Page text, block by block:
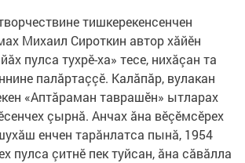
тишкерекенсенчен
Михаил Сироткин автор хăйӗн
пулса тухрӗ-ха» тесе, нихăçан та
палăртаççӗ. Калăпăр, вулакан
«Аптăраман таврашӗн» ытларах
çырнă. Анчах ăна вӗçӗмсӗрех
енчен тарăнлатса пынă, 1954
пулса çитнӗ пек туйсан, ăна сăвăлла